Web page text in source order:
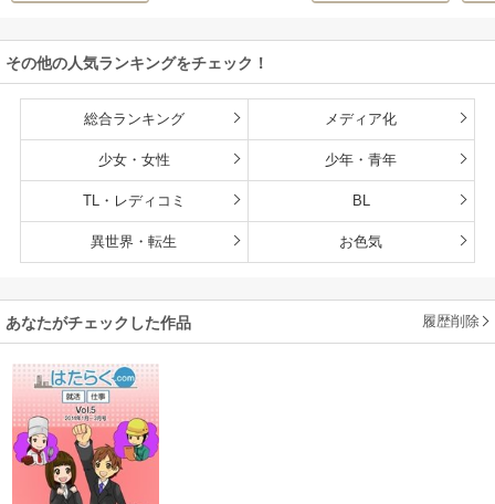
その他の人気ランキングをチェック！
総合ランキング メディア化
少女・女性 少年・青年
TL・レディコミ BL
異世界・転生 お色気
あなたがチェックした作品 履歴削除